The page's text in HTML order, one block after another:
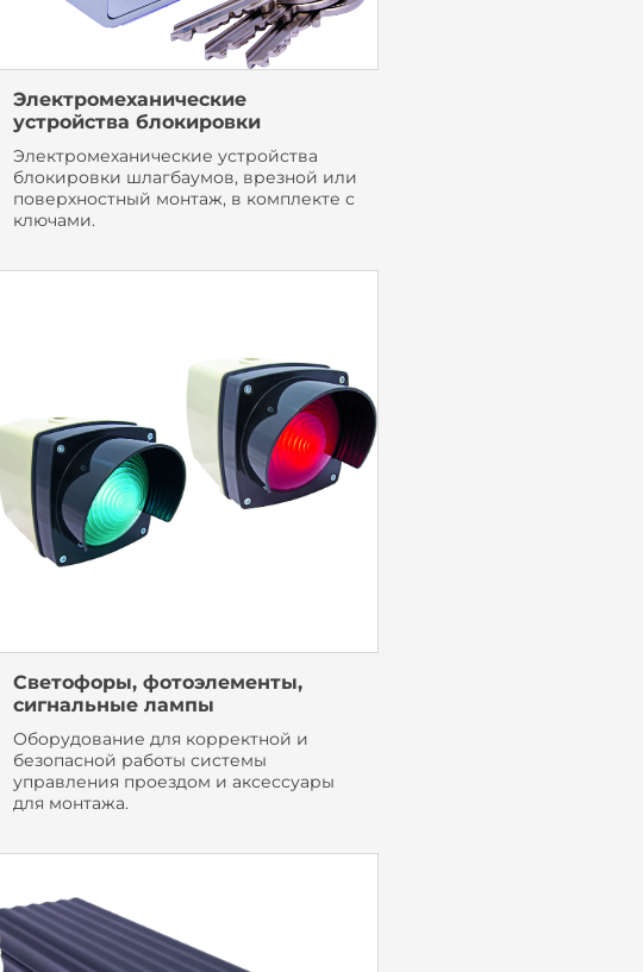
Электромеханические
устройства блокировки
Электромеханические устройства
блокировки шлагбаумов, врезной или
поверхностный монтаж, в комплекте с
ключами.
Светофоры, фотоэлементы,
сигнальные лампы
Оборудование для корректной и
безопасной работы системы
управления проездом и аксессуары
для монтажа.